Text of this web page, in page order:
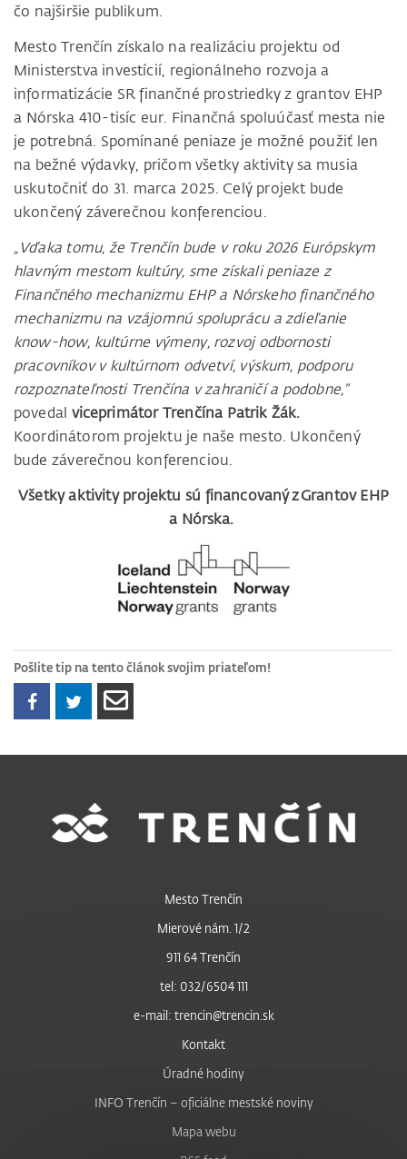
čo najširšie publikum.
Mesto Trenčín získalo na realizáciu projektu od
Ministerstva investícií, regionálneho rozvoja a
informatizácie SR finančné prostriedky z grantov EHP
a Nórska 410-tisíc eur. Finančná spoluúčasť mesta nie
je potrebná. Spomínané peniaze je možné použiť len
na bežné výdavky, pričom všetky aktivity sa musia
uskutočniť do 31. marca 2025. Celý projekt bude
ukončený záverečnou konferenciou.
„Vďaka tomu, že Trenčín bude v roku 2026 Európskym
hlavným mestom kultúry, sme získali peniaze z
Finančného mechanizmu EHP a Nórskeho finančného
mechanizmu na vzájomnú spoluprácu a zdieľanie
know-how, kultúrne výmeny, rozvoj odbornosti
pracovníkov v kultúrnom odvetví, výskum, podporu
rozpoznateľnosti Trenčína v zahraničí a podobne,“
povedal viceprimátor Trenčína Patrik Žák.
Koordinátorom projektu je naše mesto. Ukončený
bude záverečnou konferenciou.
Všetky aktivity projektu sú financovaný z Grantov EHP
a Nórska.
Pošlite tip na tento článok svojim priateľom!
Mesto Trenčín
Mierové nám. 1/2
911 64 Trenčín
tel: 032/6504 111
e-mail: trencin@trencin.sk
Kontakt
Úradné hodiny
INFO Trenčín – oficiálne mestské noviny
Mapa webu